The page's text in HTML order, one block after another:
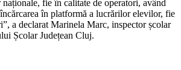
naționale, fie în calitate de operatori, având
în platformă a lucrărilor elevilor, fie
a declarat Marinela Marc, inspector școlar
Școlar Județean Cluj.